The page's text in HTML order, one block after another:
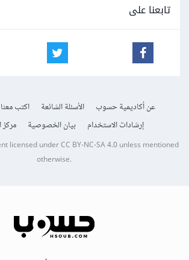
تابعنا على
عن أكاديمية حسوب الأسئلة الشائعة اكتب معنا
إرشادات الاستخدام
بيان الخصوصية مركز
licensed underCC BY-NC-SA 4.0unless mentioned
otherwise.